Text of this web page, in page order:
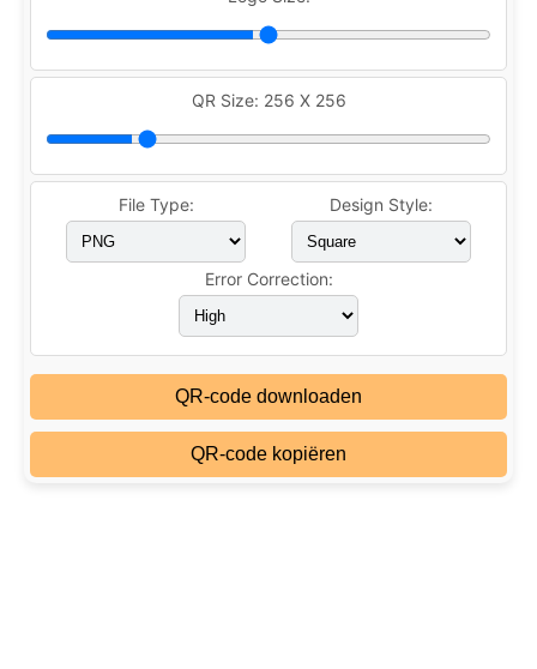
QR Size: 256 X 256
File Type: Design Style:
Error Correction:
QR-code downloaden
QR-code kopiëren